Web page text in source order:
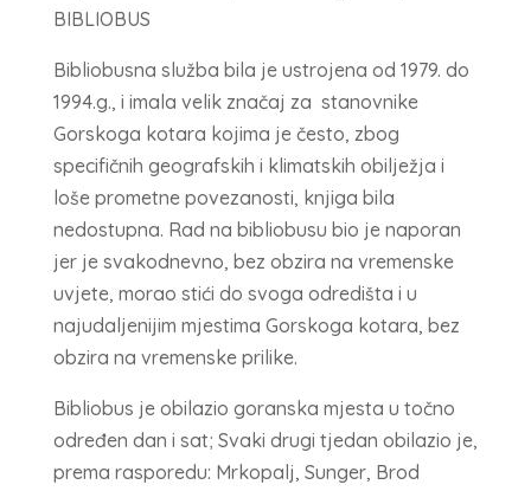
BIBLIOBUS
Bibliobusna služba bila je ustrojena od 1979. do
1994.g., i imala velik značaj za stanovnike
Gorskoga kotara kojima je često, zbog
specifičnih geografskih i klimatskih obilježja i
loše prometne povezanosti, knjiga bila
nedostupna. Rad na bibliobusu bio je naporan
jer je svakodnevno, bez obzira na vremenske
uvjete, morao stići do svoga odredišta i u
najudaljenijim mjestima Gorskoga kotara, bez
obzira na vremenske prilike.
Bibliobus je obilazio goranska mjesta u točno
određen dan i sat; Svaki drugi tjedan obilazio je,
prema rasporedu: Mrkopalj, Sunger, Brod